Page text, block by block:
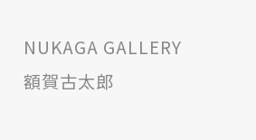
NUKAGA GALLERY
額賀古太郎